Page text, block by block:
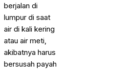
berjalan di
lumpur di saat
air di kali kering
atau air meti,
akibatnya harus
bersusah payah